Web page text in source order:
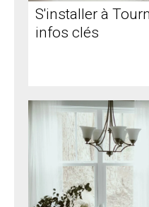
S'installer à
infos clés